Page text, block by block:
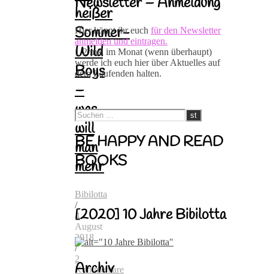
heißer
Sommer-
Wild
Boys
–
was
will
man
mehr
Bibilotta
/
4.
August
2018
/
2
Kommentare
Hier könnt ihr euch für den Newsletter
anmelden und eintragen.
1-2 mal im Monat (wenn überhaupt)
werde ich euch hier über Aktuelles auf
dem Laufenden halten.
BE HAPPY AND READ
BOOKS
[2020] 10 Jahre Bibilotta
Archiv